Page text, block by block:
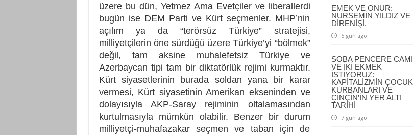
EMEK VE ONUR:
NURSEMİN YILDIZ VE
DİRENİŞİ.
5 gün ago
SOBA PENCERE CAMI
VE İKİ EKMEK
İSTİYORUZ:
KAPİTALİZMİN ÇOCUK
KURBANLARI VE
ÇİNÇİN’İN YER ALTI
TARİHİ
7 gün ago
üzere bu dün, Yetmez Ama Evetçiler ve liberallerdi
bugün ise DEM Parti ve Kürt seçmenler. MHP’nin
açılım ya da “terörsüz Türkiye” stratejisi,
milliyetçilerin öne sürdüğü üzere Türkiye’yi “bölmek”
değil, tam aksine muhalefetsiz Türkiye ve
Azerbaycan tipi tam bir diktatörlük rejimi kurmaktır.
Kürt siyasetlerinin burada soldan yana bir karar
vermesi, Kürt siyasetinin Amerikan ekseninden ve
dolayısıyla AKP-Saray rejiminin oltalamasından
kurtulmasıyla mümkün olabilir. Benzer bir durum
milliyetçi-muhafazakar seçmen ve taban için de